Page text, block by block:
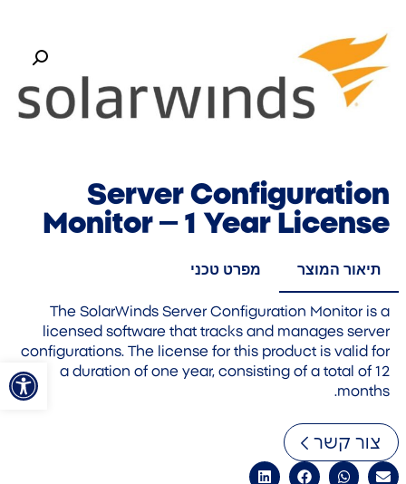
פתח
Server Configuration
Monitor – 1 Year License
תיאור המוצר מפרט טכני
The SolarWinds Server Configuration Monitor is a
licensed software that tracks and manages server
configurations. The license for this product is valid for
a duration of one year, consisting of a total of 12
months.
צור קשר